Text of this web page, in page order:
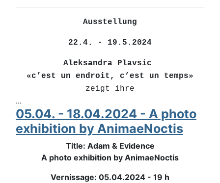
Ausstellung
22.4. - 19.5.2024
Aleksandra Plavsic
«c’est un endroit, c’est un temps»
zeigt ihre
...
05.04. - 18.04.2024 - A photo
exhibition by AnimaeNoctis
Title: Adam & Evidence
A photo exhibition by AnimaeNoctis
Vernissage: 05.04.2024 - 19 h